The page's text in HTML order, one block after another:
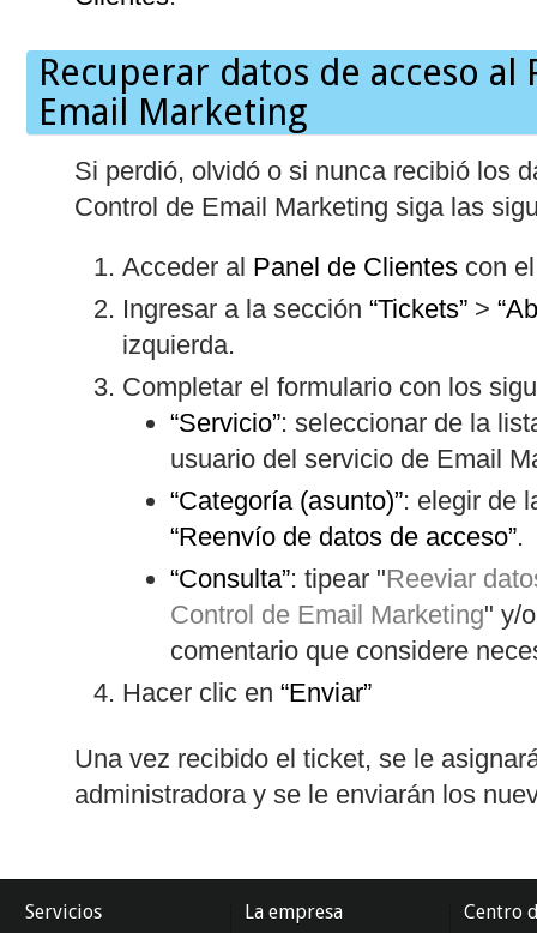
Recuperar datos de acceso
Email Marketing
Si perdió, olvidó o si nunca recibió los
Control de Email Marketing siga las
Acceder al Panel de Clientes con
Ingresar a la sección “Tickets” >
izquierda.
Completar el formulario con los
“Servicio”: seleccionar de la
usuario del servicio de Email
“Categoría (asunto)”: elegir de
“Reenvío de datos de acceso”.
“Consulta”: tipear "Reeviar
Control de Email Marketing" y/
comentario que considere
Hacer clic en “Enviar”
Una vez recibido el ticket, se le
administradora y se le enviarán los
Servicios La empresa Centro